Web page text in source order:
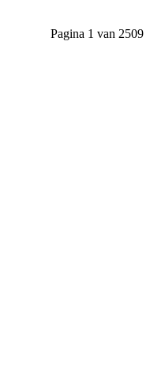
Pagina 1 van 2509